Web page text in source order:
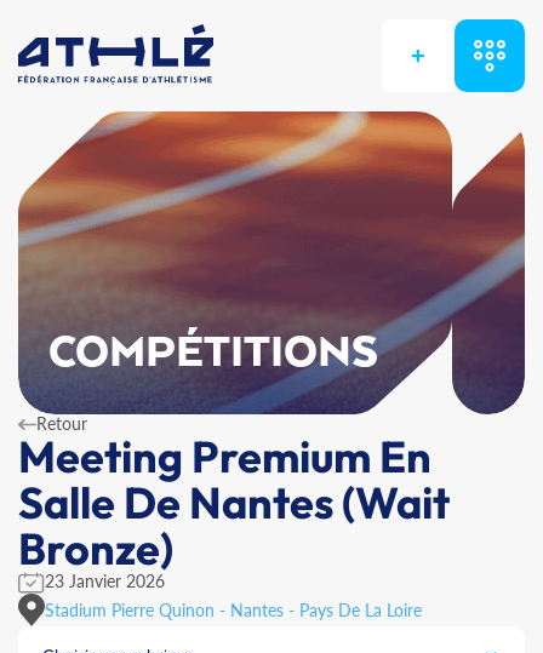
+
COMPÉTITIONS
Retour
Meeting Premium En
Salle De Nantes (Wait
Bronze)
23 Janvier 2026
Stadium Pierre Quinon - Nantes - Pays De La Loire